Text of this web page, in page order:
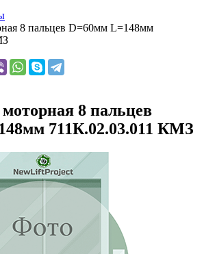
8 пальцев D=60мм L=148мм
8 пальцев
711К.02.03.011 КМЗ